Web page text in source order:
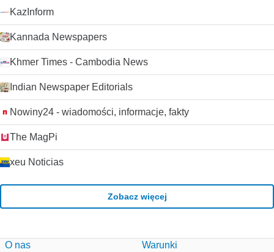
KazInform
Kannada Newspapers
Khmer Times - Cambodia News
Indian Newspaper Editorials
Nowiny24 - wiadomości, informacje, fakty
The MagPi
xeu Noticias
Zobacz więcej
O nas Warunki